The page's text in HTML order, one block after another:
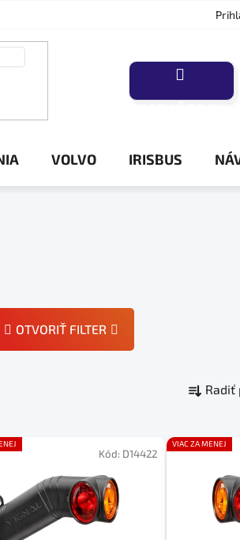
VOLVO IRISBUS
OTVORIŤ FILTER
a
e
Radiť
Kód: D14422
VIAC ZA MENEJ